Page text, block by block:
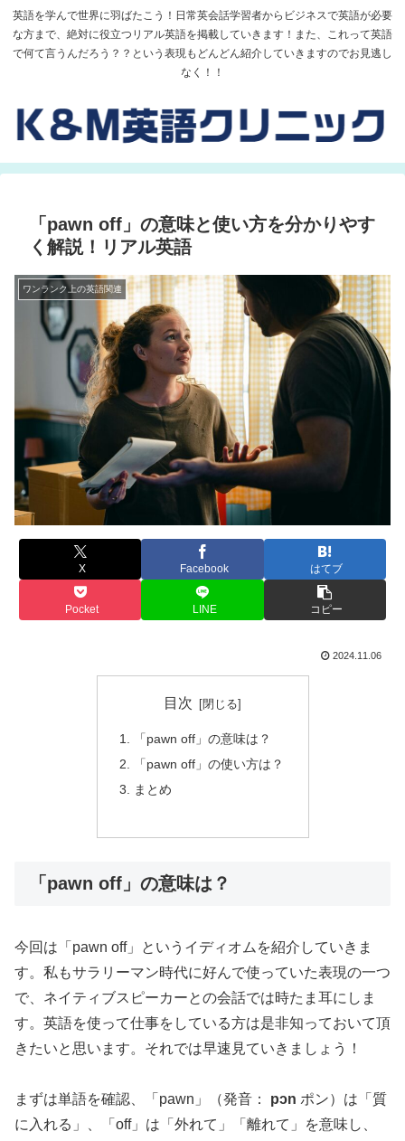
英語を学んで世界に羽ばたこう！日常英会話学習者からビジネスで英語が必要
な方まで、絶対に役立つリアル英語を掲載していきます！また、これって英語
で何て言うんだろう？？という表現もどんどん紹介していきますのでお見逃し
なく！！
「pawn off」の意味と使い方を分かりやす
く解説！リアル英語
ワンランク上の英語関連
X Facebook はてブ
Pocket LINE コピー
2024.11.06
目次
「pawn off」の意味は？
「pawn off」の使い方は？
まとめ
「pawn off」の意味は？
今回は「pawn off」というイディオムを紹介していきま
す。私もサラリーマン時代に好んで使っていた表現の一つ
で、ネイティブスピーカーとの会話では時たま耳にしま
す。英語を使って仕事をしている方は是非知っておいて頂
きたいと思います。それでは早速見ていきましょう！
まずは単語を確認、「pawn」（発音： pɔn ポン）は「質
に入れる」、「off」は「外れて」「離れて」を意味し、